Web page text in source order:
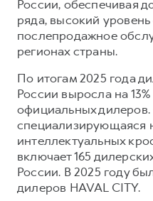
России, обеспечивая
ряда, высокий
послепродажное
регионах страны.
По итогам 2025 года
России выросла на
официальных дилеров.
специализирующаяся
интеллектуальных
включает 165
России. В 2025 году
дилеров HAVAL CITY.